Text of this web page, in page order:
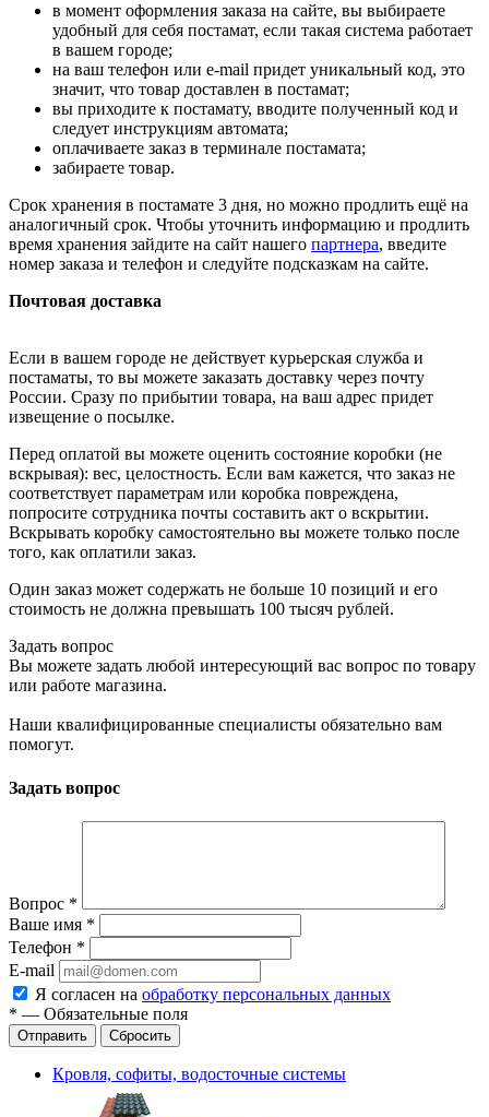
в момент оформления заказа на сайте, вы выбираете
удобный для себя постамат, если такая система работает
в вашем городе;
на ваш телефон или e-mail придет уникальный код, это
значит, что товар доставлен в постамат;
вы приходите к постамату, вводите полученный код и
следует инструкциям автомата;
оплачиваете заказ в терминале постамата;
забираете товар.
Срок хранения в постамате 3 дня, но можно продлить ещё на
аналогичный срок. Чтобы уточнить информацию и продлить
время хранения зайдите на сайт нашего партнера, введите
номер заказа и телефон и следуйте подсказкам на сайте.
Почтовая доставка
Если в вашем городе не действует курьерская служба и
постаматы, то вы можете заказать доставку через почту
России. Сразу по прибытии товара, на ваш адрес придет
извещение о посылке.
Перед оплатой вы можете оценить состояние коробки (не
вскрывая): вес, целостность. Если вам кажется, что заказ не
соответствует параметрам или коробка повреждена,
попросите сотрудника почты составить акт о вскрытии.
Вскрывать коробку самостоятельно вы можете только после
того, как оплатили заказ.
Один заказ может содержать не больше 10 позиций и его
стоимость не должна превышать 100 тысяч рублей.
Задать вопрос
Вы можете задать любой интересующий вас вопрос по товару
или работе магазина.
Наши квалифицированные специалисты обязательно вам
помогут.
Задать вопрос
Вопрос *
Ваше имя *
Телефон *
E-mail
Я согласен на обработку персональных данных
* — Обязательные поля
Отправить Сбросить
Кровля, софиты, водосточные системы